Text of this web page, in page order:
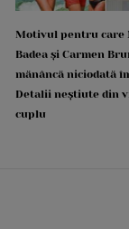
Motivul pentru care
Badea și Carmen
mănâncă niciodată
Detalii neștiute din
cuplu